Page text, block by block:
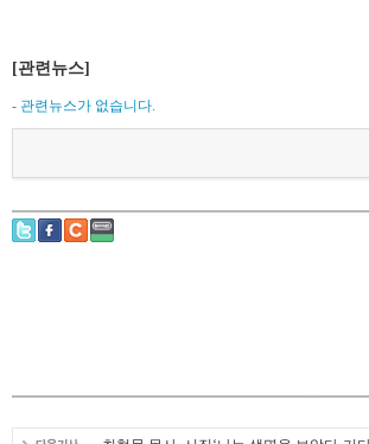
[관련뉴스]
- 관련뉴스가 없습니다.